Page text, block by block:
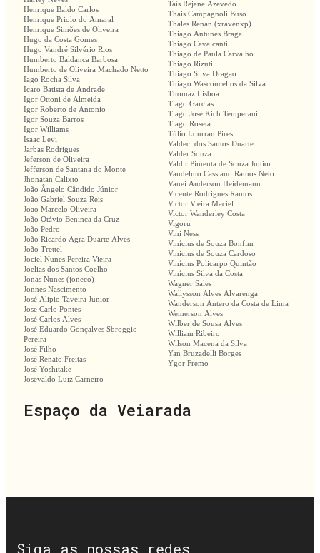
Henrique Baldo Carlos
Henrique Priolo do Amaral
Henrique Simões de Oliveira
Hugo da Costa Gomes
Hugo Vandré Silvério Rios
Humberto Baldanca Barbosa
Humberto de Oliveira Machado Netto
Iago Rocha Silva
Icaro Batista de Andrade
Igor Ottoni de Almeida
Igor Roberto de Antonio
Igor Souza Barros
Igor Williams
Isaac Levi
Jarbas Rodrigues
Jeferson de Oliveira
Jefferson de Santana do Monte
Jhonatan Calixto
João Ângelo Cândido Júnior
João Gabriel Souza Reis
Joao Marcelo Oliveira
João Otávio Beninca da Cruz
João Pedro
João Ricardo Agra Duarte Alves
João Trettel
Jociel Nunes Pereira Vieira
Joelias dos Santos Coelho
Jonas Nunes (joneco)
Jonnes Nascimento
José Alipio Taveira Junior
Jose Carlo Pontes
José Carlos Alves
José Eduardo Gonçalves Sbroggio
Pereira
José Filho
José Renato Freitas
José Yoshitake
Josevaldo Luiz Carneiro
Taís Rejane Azevedo
Thais Campagnoli Buso
Thales Renan (xravenxp)
Thiago Antunes Braga
Thiago Cavalcanti
Thiago de Paula Carvalho
Thiago Rizuti
Thiago Silva Dragao
Thiago Wasconcellos da Silva
Thomaz Lisboa
Tiago Garcias
Tiago José Kich Temperani
Tiago Roseta
Túlio Lourran Pires
Valdeci dos Santos Duarte
Valder Souza
Valdir Pimenta de Souza Junior
Vandelmo Cassiano Ramos Neto
Vanei Anderson Heidemann
Vicente Rodrigues Ramos
Victor Vieira Maciel
Victor Wanderley Costa
Vigoru
Vini Ness
Vinícius de Souza Bonfim
Vinicius de Souza Cardoso
Vinícius Policarpo Quintão
Vinícius Silva da Costa
Wagner Sales
Wallysson Alves Alvarenga
Wanderson Antero da Costa de Lima
Wemerson Alves
Wilber de Sousa Alves
William Ribeiro
Wilson Macena da Silva
Yan Bruzadelli Borges
Ygor Fremo
Espaço da Veiarada
Siga as nossas redes